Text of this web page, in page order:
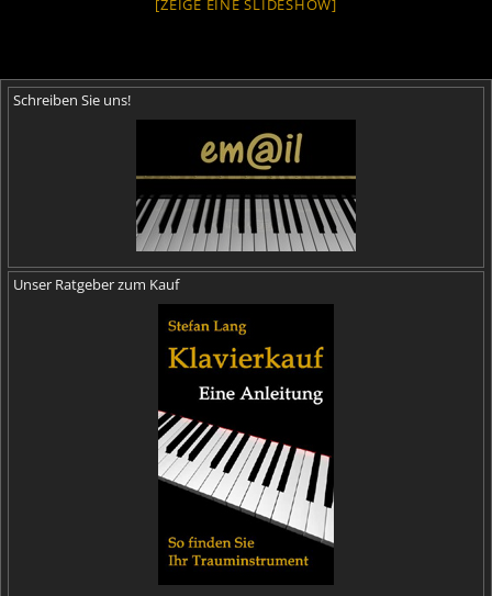
[ZEIGE EINE SLIDESHOW]
Schreiben Sie uns!
Unser Ratgeber zum Kauf